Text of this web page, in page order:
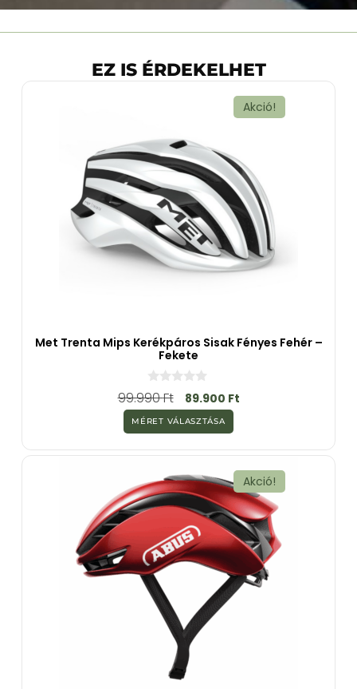
EZ IS ÉRDEKELHET
Akció!
Met Trenta Mips Kerékpáros Sisak Fényes Fehér –
Fekete
0
a
5
-
b
ő
99.990Ft 89.900 Ft
MÉRET VÁLASZTÁSA
Akció!